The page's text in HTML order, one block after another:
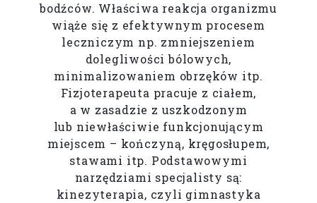
bodźców. Właściwa reakcja organizmu
wiąże się z efektywnym procesem
leczniczym np. zmniejszeniem
dolegliwości bólowych,
minimalizowaniem obrzęków itp.
Fizjoterapeuta pracuje z ciałem,
a w zasadzie z uszkodzonym
lub niewłaściwie funkcjonującym
miejscem – kończyną, kręgosłupem,
stawami itp. Podstawowymi
narzędziami specjalisty są:
kinezyterapia, czyli gimnastyka